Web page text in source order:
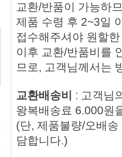
교환/반품이 가능하
제품 수령 후 2~3일
접수해주셔야 원할
이후 교환/반품비를
므로, 고객님께서는
교환배송비
: 고객님
왕복배송료 6.000원
(단, 제품불량/오배
담합니다.)